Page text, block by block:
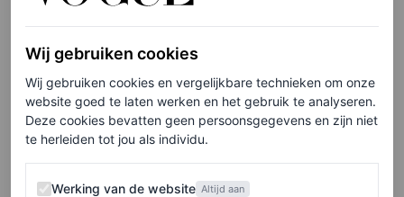
New material, girl –
Madonna lanceert
‘Confessions II: The Film’
met cameo’s van Kate Moss
tot Sabrina Carpenter
Wij gebruiken cookies
Wij gebruiken cookies en vergelijkbare technieken om onze
website goed te laten werken en het gebruik te analyseren.
Deze cookies bevatten geen persoonsgegevens en zijn niet
te herleiden tot jou als individu.
Werking van de website
Werking van de website Altijd aan